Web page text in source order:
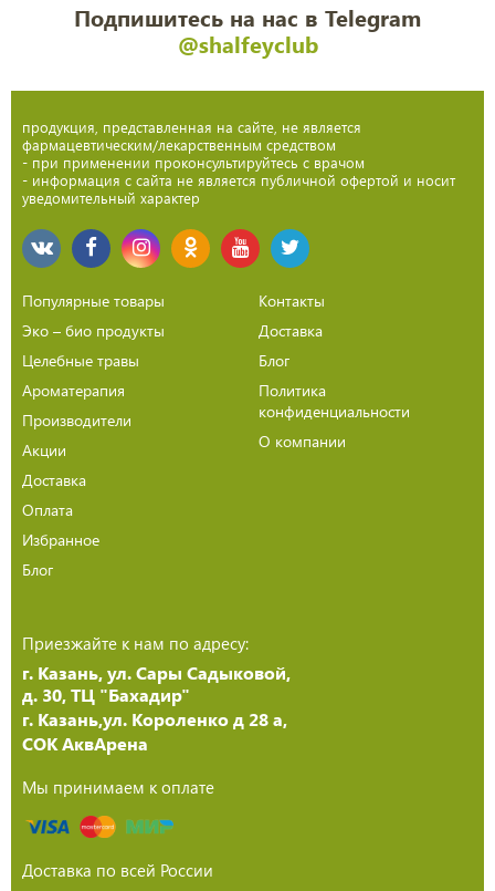
Подпишитесь на нас в Telegram
@shalfeyclub
продукция, представленная на сайте, не является
фармацевтическим/лекарственным средством
- при применении проконсультируйтесь с врачом
- информация с сайта не является публичной офертой и носит
уведомительный характер
Популярные товары
Эко – био продукты
Целебные травы
Ароматерапия
Производители
Акции
Доставка
Оплата
Избранное
Блог
Контакты
Доставка
Блог
Политика
конфиденциальности
О компании
Приезжайте к нам по адресу:
г. Казань, ул. Сары Садыковой,
д. 30, ТЦ "Бахадир"
г. Казань,ул. Короленко д 28 а,
СОК АквАрена
Мы принимаем к оплате
Доставка по всей России